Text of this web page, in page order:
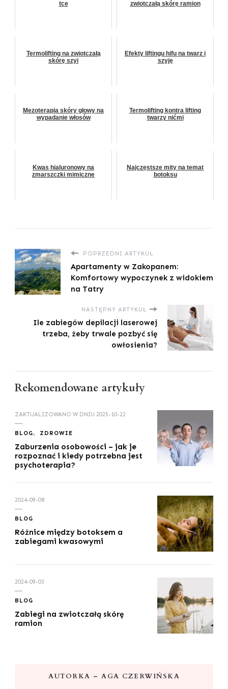
tce zwiotczałą skórę ramion
Termolifting na zwiotczałą
skórę szyi
Efekty liftingu hifu na twarz i
szyję
Mezoterapia skóry głowy na
wypadanie włosów
Termolifting kontra lifting
twarzy nićmi
Kwas hialuronowy na
zmarszczki mimiczne
Najczęstsze mity na temat
botoksu
POPRZEDNI ARTYKUŁ
Apartamenty w Zakopanem:
Komfortowy wypoczynek z widokiem
na Tatry
NASTĘPNY ARTYKUŁ
Ile zabiegów depilacji laserowej
trzeba, żeby trwale pozbyć się
owłosienia?
Rekomendowane artykuły
ZAKTUALIZOWANO W DNIU 2025-10-22
BLOG ZDROWIE
Zaburzenia osobowości – jak je
rozpoznać i kiedy potrzebna jest
psychoterapia?
2024-09-08
BLOG
Różnice między botoksem a
zabiegami kwasowymi
2024-09-03
BLOG
Zabiegi na zwiotczałą skórę
ramion
AUTORKA – AGA CZERWIŃSKA